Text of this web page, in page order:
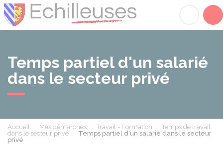
Temps partiel d'un salarié
dans le secteur privé
Accueil Mes démarches Travail - Formation
Temps de travail
dans le secteur privé
Temps partiel d'un salarié dans le secteur
privé